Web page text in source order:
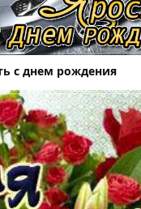
с днем рождения